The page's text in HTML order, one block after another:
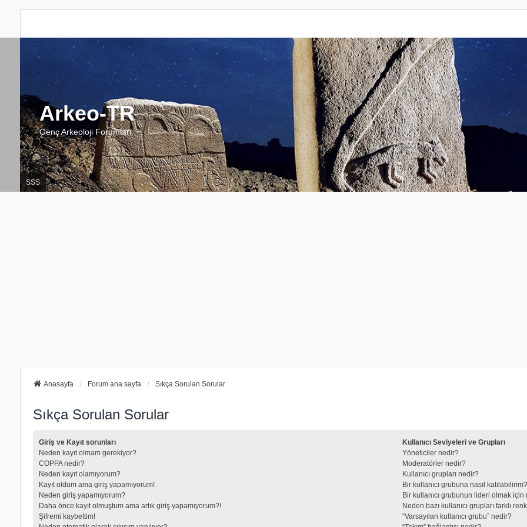
Arkeo-TR
Genç Arkeoloji Forumları
SSS
Anasayfa Forum ana sayfa Sıkça Sorulan Sorular
Sıkça Sorulan Sorular
Giriş ve Kayıt sorunları
Neden kayıt olmam gerekiyor?
COPPA nedir?
Neden kayıt olamıyorum?
Kayıt oldum ama giriş yapamıyorum!
Neden giriş yapamıyorum?
Daha önce kayıt olmuştum ama artık giriş yapamıyorum?!
Şifremi kaybettim!
Kullanıcı Seviyeleri ve Grupları
Yöneticiler nedir?
Moderatörler nedir?
Kullanıcı grupları nedir?
Bir kullanıcı grubuna nasıl katılabilirim?
Bir kullanıcı grubunun lideri olmak
Neden bazı kullanıcı grupları farklı
“Varsayılan kullanıcı grubu” nedir?